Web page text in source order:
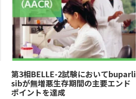
第3相BELLE-2試験においてbuparli
sibが無増悪生存期間の主要エンド
ポイントを達成